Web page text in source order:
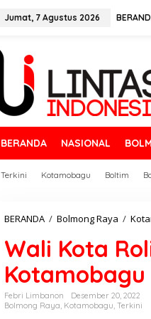
Jumat, 7 Agustus 2026
BERANDA NASIONAL
Terkini Kotamobagu Boltim
BERANDA / Bolmong Raya /
Wali Kota
Kotamobagu
Febri Limbanon
Desember 20, 2022
Bolmong Raya, Kotamobagu, Terkini